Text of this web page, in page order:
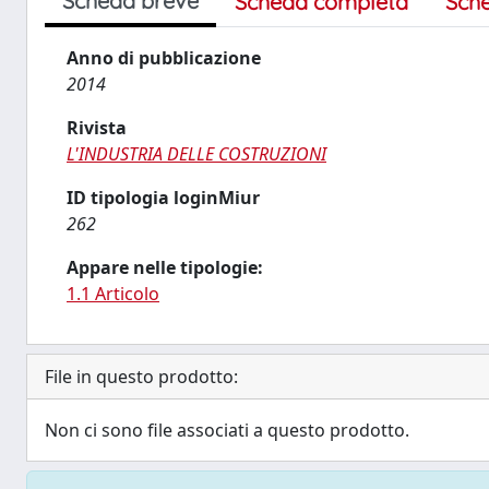
Anno di pubblicazione
2014
Rivista
L'INDUSTRIA DELLE COSTRUZIONI
ID tipologia loginMiur
262
Appare nelle tipologie:
1.1 Articolo
File in questo prodotto:
Non ci sono file associati a questo prodotto.